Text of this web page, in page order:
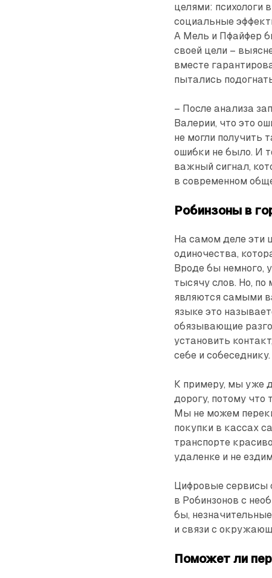
целями: психологи
социальные
А Мель и Пфайфер
своей цели –
вместе
пытались
– После анализа
Валерии, что это
не могли получить
ошибки не было. И
важный сигнал,
в современном
Робинзоны в
На самом деле эти
одиночества,
Вроде бы немного,
тысячу слов. Но,
являются самыми
языке это
обязывающие
установить
себе и собеседнику.
К примеру, мы уже
дорогу, потому
Мы не можем
покупки в кассах
транспорте
удаленке и не
Цифровые сервисы
в Робинзонов с
бы,
и связи с
Поможет ли